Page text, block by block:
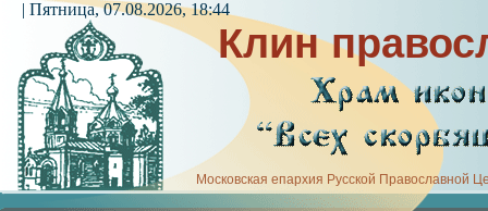
Клин
Московская епархия Русской Православной
| Пятница, 07.08.2026, 18:44